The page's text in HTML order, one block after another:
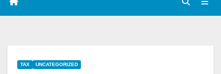
TAX UNCATEGORIZED